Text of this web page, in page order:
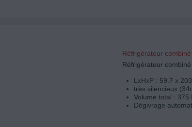
Réfrigérateur combiné
Réfrigérateur
LxHxP : 59.7 x
très silencieux
Volume total : 375
Dégivrage